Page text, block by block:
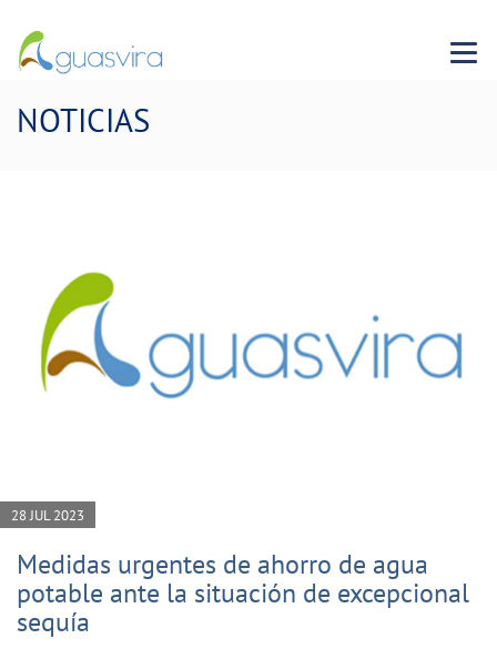
Menu
NOTICIAS
28 JUL 2023
Medidas urgentes de ahorro de agua
potable ante la situación de excepcional
sequía